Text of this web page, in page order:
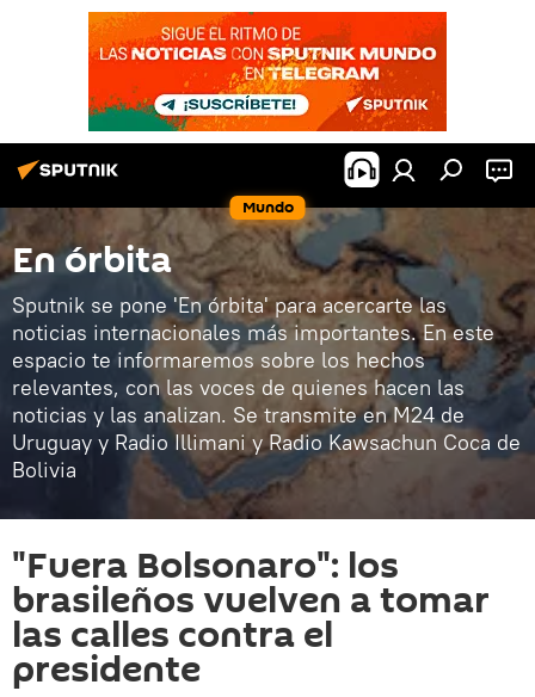
Mundo
En órbita
Sputnik se pone 'En órbita' para acercarte las
noticias internacionales más importantes. En este
espacio te informaremos sobre los hechos
relevantes, con las voces de quienes hacen las
noticias y las analizan. Se transmite en M24 de
Uruguay y Radio Illimani y Radio Kawsachun Coca de
Bolivia
"Fuera Bolsonaro": los
brasileños vuelven a tomar
las calles contra el
presidente